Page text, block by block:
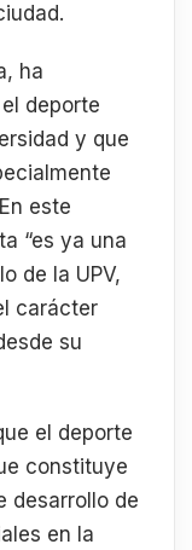
ha
deporte
y que
este
“es ya una
de la UPV,
carácter
su
el deporte
constituye
desarrollo de
en la